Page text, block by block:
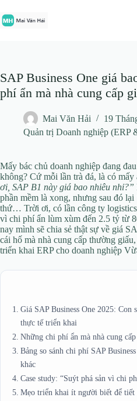
đến
phần
SAP Business One giá
phí ẩn mà nhà cung cấp
Mai Văn Hải
19
Quản trị Doanh nghiệp (ERP
Mấy bác chủ doanh nghiệp đang
không? Cứ mỗi lần trà đá, là có mấy
ơi, SAP B1 này giá bao nhiêu nhỉ?”
phần mềm là xong, nhưng sau đó lại
thứ… Trời ơi, có lần công ty logistics
vì chi phí ẩn lùm xùm đến 2.5 tỷ từ
nay mình sẽ chia sẻ thật sự về giá
cái hố mà nhà cung cấp thường
triển khai ERP cho doanh nghiệp
Giá SAP Business One 2025: Con
thực tế triển khai
Những chi phí ẩn mà nhà cung
Bảng so sánh chi phí SAP
khác
Case study: “Suýt phá sản vì chi
Mẹo triển khai ít người biết để tiết